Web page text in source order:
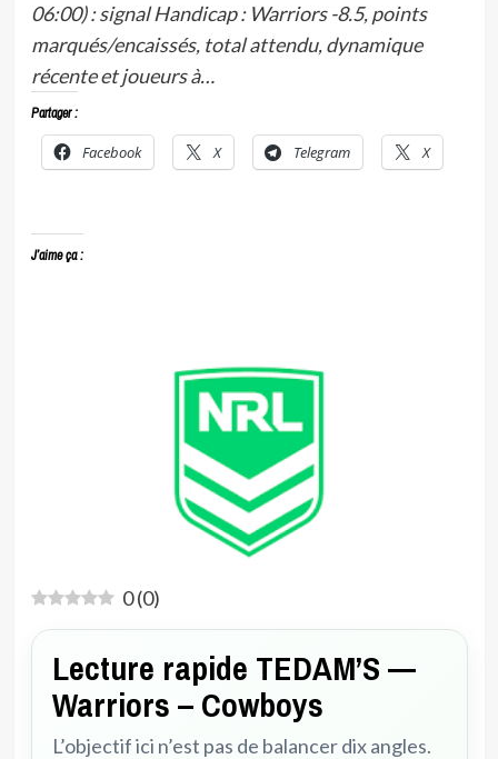
06:00) : signal Handicap : Warriors -8.5, points
marqués/encaissés, total attendu, dynamique
récente et joueurs à…
Partager :
Facebook X Telegram X
J’aime ça :
0(0)
Lecture rapide TEDAM’S —
Warriors – Cowboys
L’objectif ici n’est pas de balancer dix angles.